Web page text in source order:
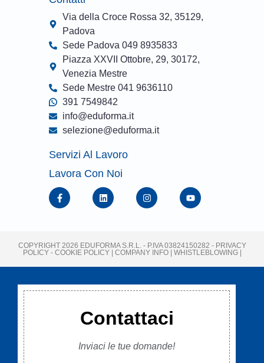
Via della Croce Rossa 32, 35129,
Padova
Sede Padova 049 8935833
Piazza XXVII Ottobre, 29, 30172,
Venezia Mestre
Sede Mestre 041 9636110
391 7549842
info@eduforma.it
selezione@eduforma.it
Servizi Al Lavoro
Lavora Con Noi
COPYRIGHT 2026 EDUFORMA S.R.L. - P.IVA 03824150282 - PRIVACY
POLICY-COOKIE POLICY| COMPANY INFO | WHISTLEBLOWING
Contattaci
Inviaci le tue domande!